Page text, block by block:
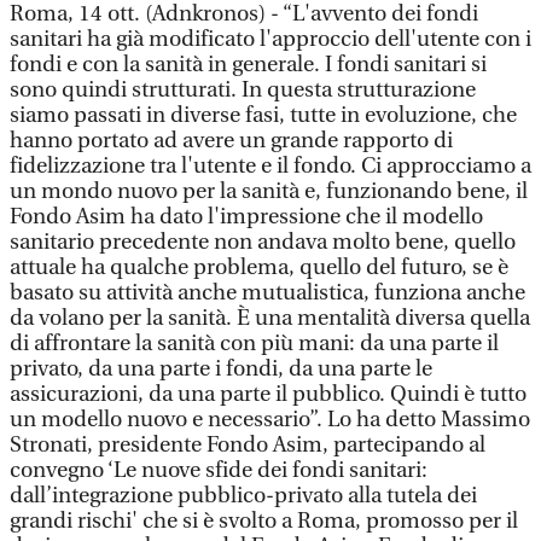
Roma, 14 ott. (Adnkronos) - “L'avvento dei fondi
sanitari ha già modificato l'approccio dell'utente con i
fondi e con la sanità in generale. I fondi sanitari si
sono quindi strutturati. In questa strutturazione
siamo passati in diverse fasi, tutte in evoluzione, che
hanno portato ad avere un grande rapporto di
fidelizzazione tra l'utente e il fondo. Ci approcciamo a
un mondo nuovo per la sanità e, funzionando bene, il
Fondo Asim ha dato l'impressione che il modello
sanitario precedente non andava molto bene, quello
attuale ha qualche problema, quello del futuro, se è
basato su attività anche mutualistica, funziona anche
da volano per la sanità. È una mentalità diversa quella
di affrontare la sanità con più mani: da una parte il
privato, da una parte i fondi, da una parte le
assicurazioni, da una parte il pubblico. Quindi è tutto
un modello nuovo e necessario”. Lo ha detto Massimo
Stronati, presidente Fondo Asim, partecipando al
convegno ‘Le nuove sfide dei fondi sanitari:
dall’integrazione pubblico-privato alla tutela dei
grandi rischi' che si è svolto a Roma, promosso per il